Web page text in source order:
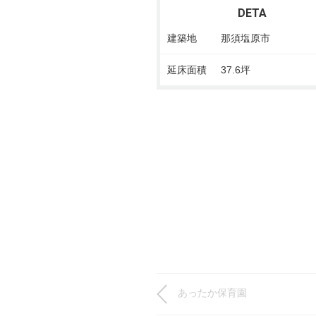
DETA
建築地 那須塩原市
延床面積 37.6坪
あったか保育園